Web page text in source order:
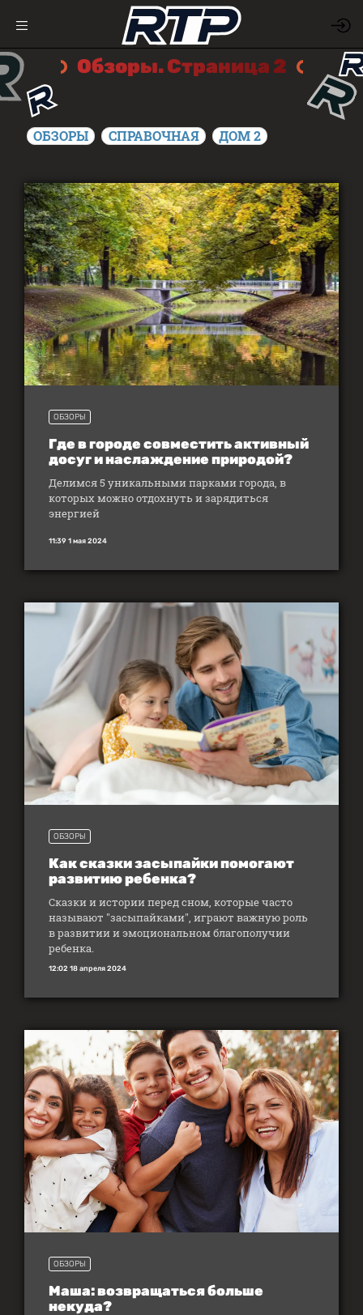
Обзоры. Страница 2
ОБЗОРЫ СПРАВОЧНАЯ ДОМ 2
ОБЗОРЫ
Где в городе совместить активный
досуг и наслаждение природой?
Делимся 5 уникальными парками города, в
которых можно отдохнуть и зарядиться
энергией
11:39 1 мая 2024
ОБЗОРЫ
Как сказки засыпайки помогают
развитию ребенка?
Сказки и истории перед сном, которые часто
называют "засыпайками", играют важную роль
в развитии и эмоциональном благополучии
ребенка.
12:02 18 апреля 2024
ОБЗОРЫ
Маша: возвращаться больше
некуда?